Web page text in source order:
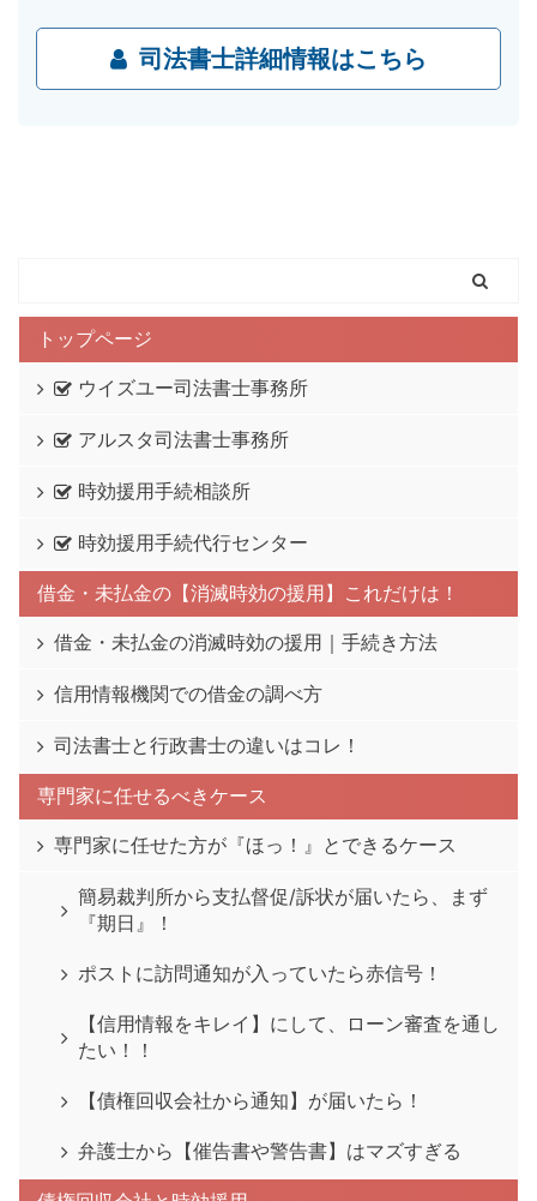
司法書士詳細情報はこちら
トップページ
ウイズユー司法書士事務所
アルスタ司法書士事務所
時効援用手続相談所
時効援用手続代行センター
借金・未払金の【消滅時効の援用】これだけは！
借金・未払金の消滅時効の援用｜手続き方法
信用情報機関での借金の調べ方
司法書士と行政書士の違いはコレ！
専門家に任せるべきケース
専門家に任せた方が『ほっ！』とできるケース
簡易裁判所から支払督促/訴状が届いたら、まず
『期日』！
ポストに訪問通知が入っていたら赤信号！
【信用情報をキレイ】にして、ローン審査を通し
たい！！
【債権回収会社から通知】が届いたら！
弁護士から【催告書や警告書】はマズすぎる